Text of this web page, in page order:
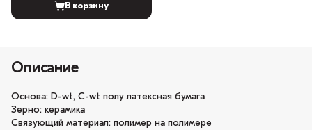
В корзину
Описание
Основа: D-wt, C-wt полу латексная бумага
Зерно: керамика
Связующий материал: полимер на полимере